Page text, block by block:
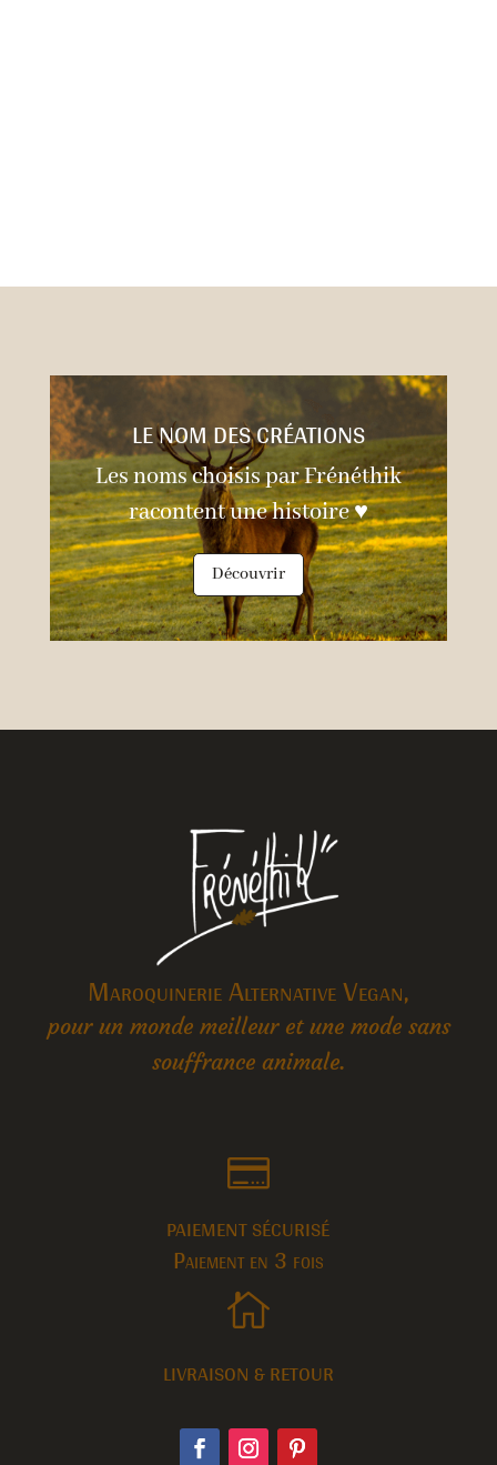
LE NOM DES CRÉATIONS
Les noms choisis par Frénéthik
racontent une histoire ♥
Découvrir
Maroquinerie Alternative Vegan,
pour un monde meilleur et une mode sans
souffrance animale.

PAIEMENT SÉCURISÉ
Paiement en 3 fois

LIVRAISON & RETOUR